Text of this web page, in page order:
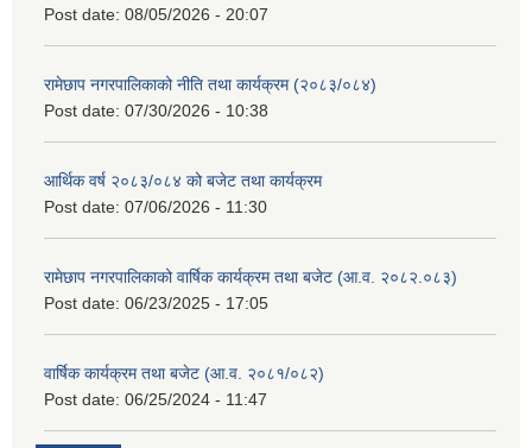
Post date: 08/05/2026 - 20:07
रामेछाप नगरपालिकाको नीति तथा कार्यक्रम (२०८३/०८४)
Post date: 07/30/2026 - 10:38
आर्थिक वर्ष २०८३/०८४ को बजेट तथा कार्यक्रम
Post date: 07/06/2026 - 11:30
रामेछाप नगरपालिकाको वार्षिक कार्यक्रम तथा बजेट (आ.व. २०८२.०८३)
Post date: 06/23/2025 - 17:05
वार्षिक कार्यक्रम तथा बजेट (आ.व. २०८१/०८२)
Post date: 06/25/2024 - 11:47